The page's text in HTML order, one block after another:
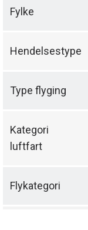
Fylke
Hendelsestype
Type flyging
Kategori
luftfart
Flykategori